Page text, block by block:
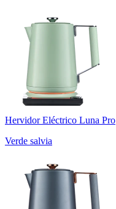
Hervidor Eléctrico Luna Pro
Verde salvia